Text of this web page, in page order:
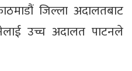
जिल्ला अदालतबाट
उच्च अदालत पाटनले